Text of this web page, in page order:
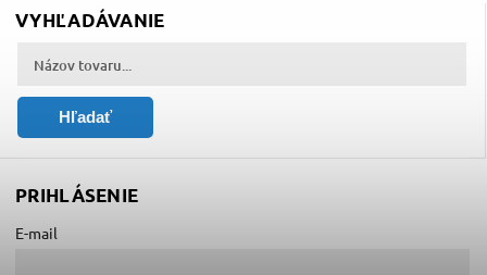
VYHĽADÁVANIE
Hľadať
PRIHLÁSENIE
E-mail